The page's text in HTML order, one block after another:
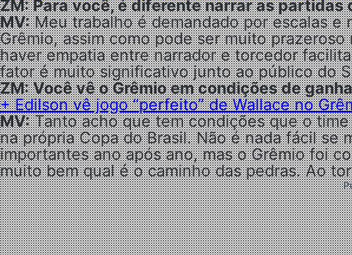
ZM: Para você, é diferente narrar as partidas
MV:Meu trabalho é demandado por escalas e
Grêmio, assim como pode ser muito
haver empatia entre narrador e torcedor
fator é muito significativo junto ao público do
ZM: Você vê o Grêmio em condições de
+ Edilson vê jogo “perfeito” de Wallace no
MV:Tanto acho que tem condições que o
na própria Copa do Brasil. Não é nada fácil
importantes ano após ano, mas o Grêmio foi
muito bem qual é o caminho das pedras. Ao